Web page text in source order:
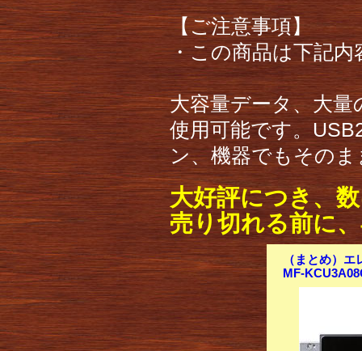
【ご注意事項】
・この商品は下記
大容量データ、大
使用可能です。
ン、機器でもその
大好評につき、
売り切れる前に
（まとめ）
MF-